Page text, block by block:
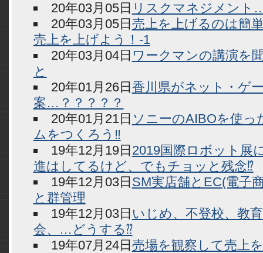
20年03月05日 リスクマネジメント
20年03月05日売上を上げるのは簡
売上を上げよう！-1
20年03月04日 ワークマンの講演を
と
20年01月26日香川県がネット・ゲ
案…？？？？？
20年01月21日 ソニーのAIBOを使っ
ムをつくろう‼
19年12月19日 2019国際ロボット展
進はしてるけど、でもチョッと残念⁉
19年12月03日 SM実店舗とEC(電子
と群管理
19年12月03日 いじめ、不登校、教
会、…どうする⁇
19年07月24日売場を観察して売上